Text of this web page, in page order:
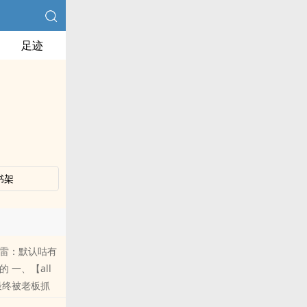
足迹
架
：默认咕有
一、【all
被老板抓
在dong